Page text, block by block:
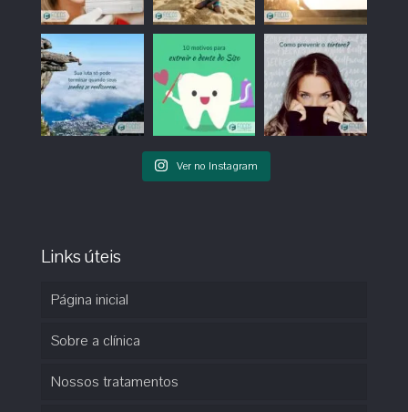
Ver no Instagram
Links úteis
Página inicial
Sobre a clínica
Nossos tratamentos